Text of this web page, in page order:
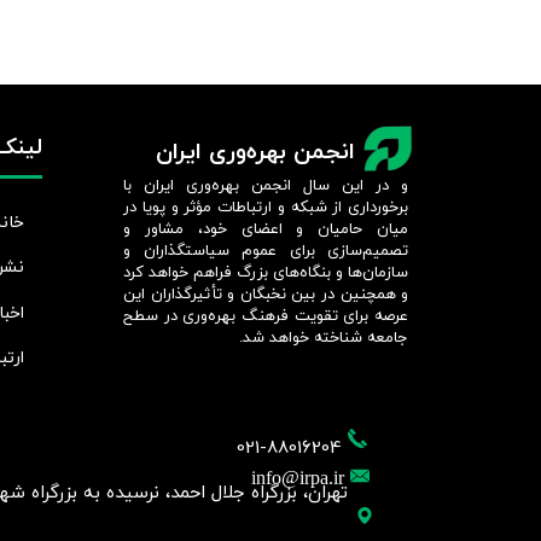
انجمن بهره‌وری ایران
021-88016204
info@irpa.ir
تهران، بزرگراه جلال احمد، نرسیده به بزرگراه شهید
و در این سال انجمن بهره‌وری ایران با
برخورداری از شبکه و ارتباطات مؤثر و پویا در
میان حامیان و اعضای خود، مشاور و
تصمیم‌سازی برای عموم سیاستگذاران و
سازمان‌ها و بنگاه‌های بزرگ فراهم خواهد کرد
و همچنین در بین نخبگان و تأثیرگذاران این
عرصه برای تقویت فرهنگ بهره‌وری در سطح
جامعه شناخته خواهد شد.​​​​​​​